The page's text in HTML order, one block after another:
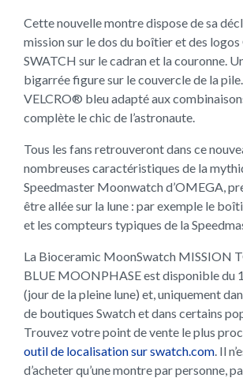
Cette nouvelle montre dispose de sa
mission sur le dos du boîtier et des
SWATCH sur le cadran et la couronne.
bigarrée figure sur le couvercle de la
VELCRO® bleu adapté aux
complète le chic de l’astronaute.
Tous les fans retrouveront dans ce
nombreuses caractéristiques de la
Speedmaster Moonwatch d’OMEGA,
être allée sur la lune : par exemple le
et les compteurs typiques de la
La Bioceramic MoonSwatch MISSION
BLUE MOONPHASE est disponible du
(jour de la pleine lune) et, uniquement
de boutiques Swatch et dans certains
Trouvez votre point de vente le plus
outil de localisation sur swatch.com. Il
d’acheter qu’une montre par personne,